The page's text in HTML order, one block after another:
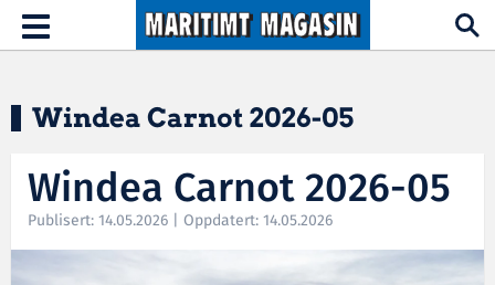
Hopp til hovedinnhold
Toggle
navigation
Windea Carnot 2026-05
Windea Carnot 2026-05
Publisert: 14.05.2026 | Oppdatert: 14.05.2026